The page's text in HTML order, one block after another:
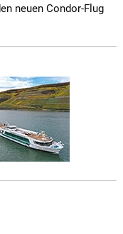
neuen Condor-Flug